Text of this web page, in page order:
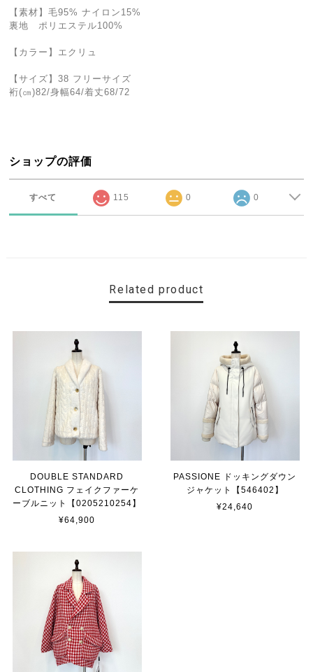
【素材】毛95% ナイロン15%
裏地 ポリエステル100%
【カラー】エクリュ
【サイズ】38 フリーサイズ
裄(㎝)82/身幅64/着丈68/72
ショップの評価
すべて 115 0 0
Related product
DOUBLE STANDARD
CLOTHING フェイクファーケ
ーブルニット【0205210254】
¥64,900
PASSIONE ドッキングダウン
ジャケット【546402】
¥24,640